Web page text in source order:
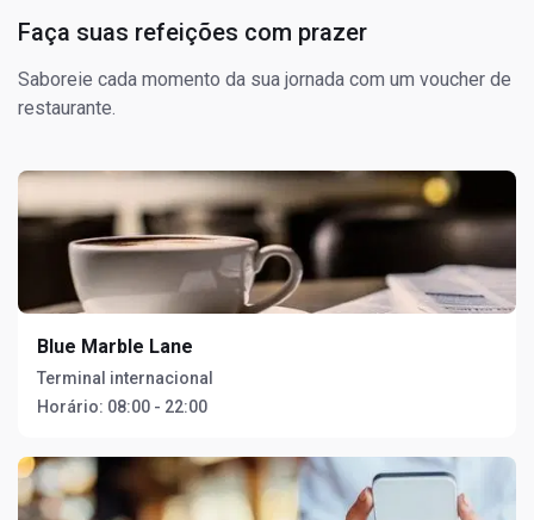
Faça suas refeições com prazer
Saboreie cada momento da sua jornada com um voucher de
restaurante.
Blue Marble Lane
Terminal internacional
Horário: 08:00 - 22:00